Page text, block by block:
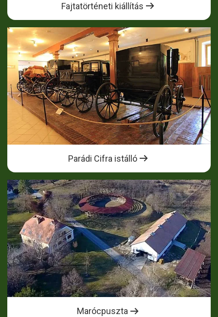
Fajtatörténeti kiállítás
Parádi Cifra istálló
Marócpuszta